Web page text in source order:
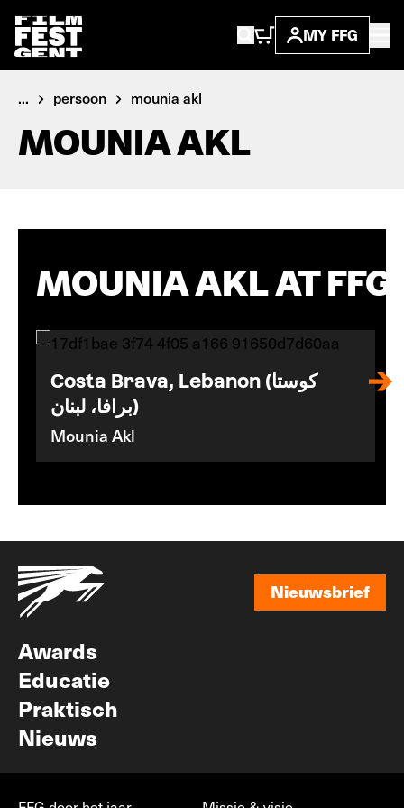
MY FFG
... persoon mounia akl
MOUNIA AKL
MOUNIA AKL AT FFG
Costa Brava, Lebanon (كوستا
برافا، لبنان)
Mounia Akl
Nieuwsbrief
Awards
Educatie
Praktisch
Nieuws